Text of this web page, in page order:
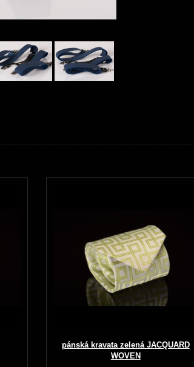
pánská kravata zelená JACQUARD
WOVEN